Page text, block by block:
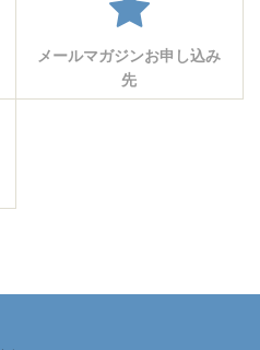
メールマガジンお申し込み
先